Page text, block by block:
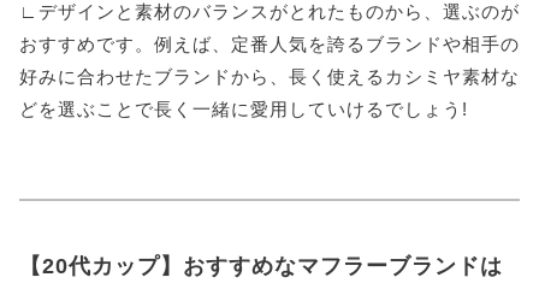
∟デザインと素材のバランスがとれたものから、選ぶのが
おすすめです。例えば、定番人気を誇るブランドや相手の
好みに合わせたブランドから、長く使えるカシミヤ素材な
どを選ぶことで長く一緒に愛用していけるでしょう!
【20代カップ】おすすめなマフラーブランドは